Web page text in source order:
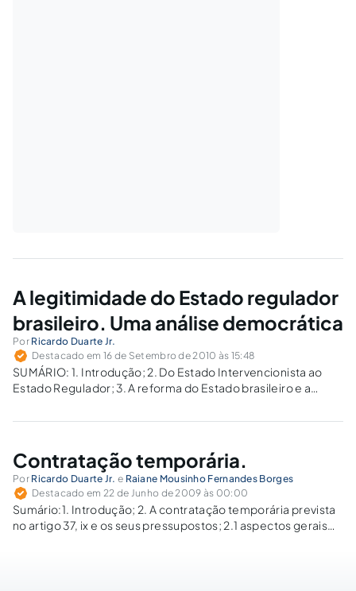
A legitimidade do Estado regulador
brasileiro. Uma análise democrática
Por Ricardo Duarte Jr.
Destacado em 16 de Setembro de 2010 às 15:48
SUMÁRIO: 1. Introdução; 2. Do Estado Intervencionista ao
Estado Regulador; 3. A reforma do Estado brasileiro e a
regulação) na Constituição Federal de 1988: Uma visão pela
Contratação temporária.
Por Ricardo Duarte Jr. e Raiane Mousinho Fernandes Borges
Destacado em 22 de Junho de 2009 às 00:00
Sumário:1. Introdução; 2. A contratação temporária prevista
no artigo 37, ix e os seus pressupostos; 2.1 aspectos gerais